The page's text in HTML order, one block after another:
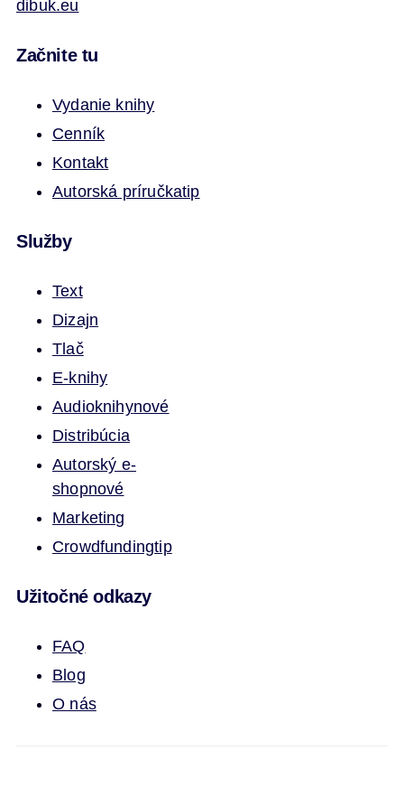
dibuk.eu
Začnite tu
Vydanie knihy
Cenník
Kontakt
Autorská príručkatip
Služby
Text
Dizajn
Tlač
E-knihy
Audioknihynové
Distribúcia
Autorský e-
shopnové
Marketing
Crowdfundingtip
Užitočné odkazy
FAQ
Blog
O nás